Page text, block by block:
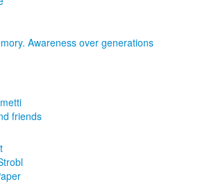
Sammlungen
Awareness over generations
friends